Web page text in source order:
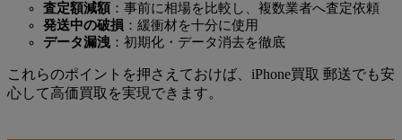
査定額減額 ：事前に相場を比較し、複数業者へ査定依頼
発送中の破損 ：緩衝材を十分に使用
データ漏洩 ：初期化・データ消去を徹底
これらのポイントを押さえておけば、iPhone買取 郵送でも安
心して高価買取を実現できます。